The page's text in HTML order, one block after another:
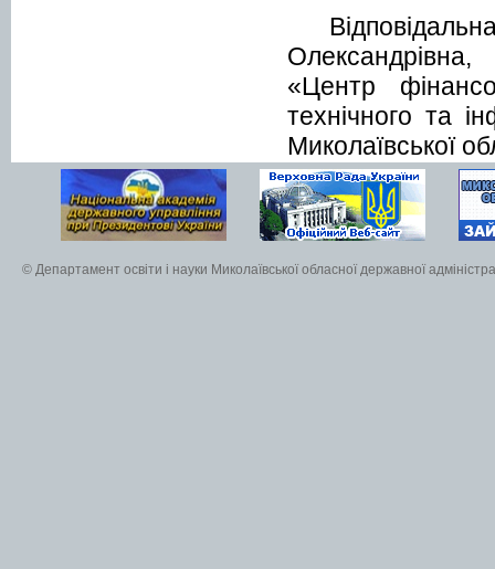
«Центр
технічного та
Миколаївської
© Департамент освіти і науки Миколаївської обласної державної